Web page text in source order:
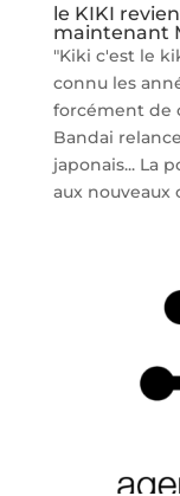
le KIKI
maintenant
"Kiki c'est le
connu les
forcément de
Bandai
japonais... La
aux nouveaux